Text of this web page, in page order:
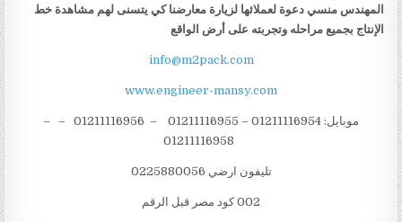
المهندس منسي دعوة لعملائها لزيارة معارضنا كي يتسنى لهم مشاهدة خط
الإنتاج بجميع مراحله وتجربته على أرض الواقع
info@m2pack.com
www.engineer-mansy.com
موبايل: 01211116954 – 01211116955 – 01211116956 – –
تليفون ارضي 0225880056
002 كود مصر قبل الرقم